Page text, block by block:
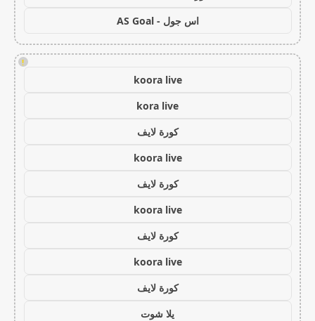
اس جول - AS Goal
!
koora live
kora live
كورة لايف
koora live
كورة لايف
koora live
كورة لايف
koora live
كورة لايف
يلا شوت